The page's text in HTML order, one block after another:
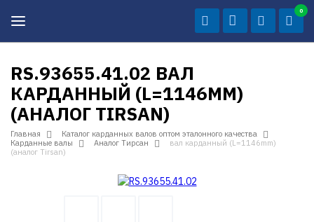
0
RS.93655.41.02 ВАЛ
КАРДАННЫЙ (L=1146MM)
(АНАЛОГ TIRSAN)
Главная
Каталог карданных валов оптом эталонного качества
Карданные валы
Аналог Тирсан
вал карданный (L=1146mm)
(аналог Tirsan)